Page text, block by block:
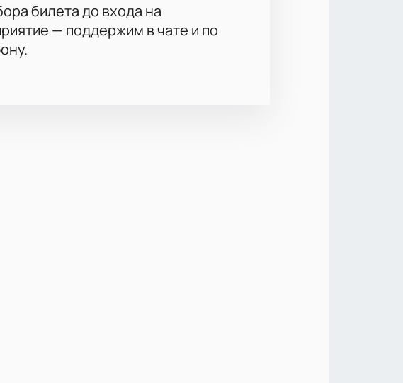
билета до входа на
— поддержим в чате и по